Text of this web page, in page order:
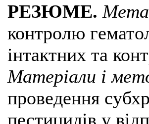
РЕЗЮМЕ.
контролю
інтактних та
Матеріали і
проведення
пестицидів у